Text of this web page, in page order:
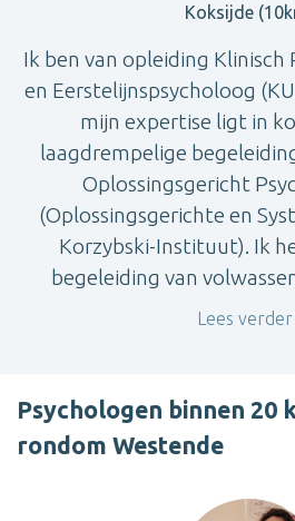
Koksijde
Ik ben van opleiding Klinisch
en Eerstelijnspsycholoog
mijn expertise ligt in
laagdrempelige
Oplossingsgericht
(Oplossingsgerichte en
Korzybski-Instituut). Ik
begeleiding van
Lees verder
Psychologen binnen 20
rondom Westende